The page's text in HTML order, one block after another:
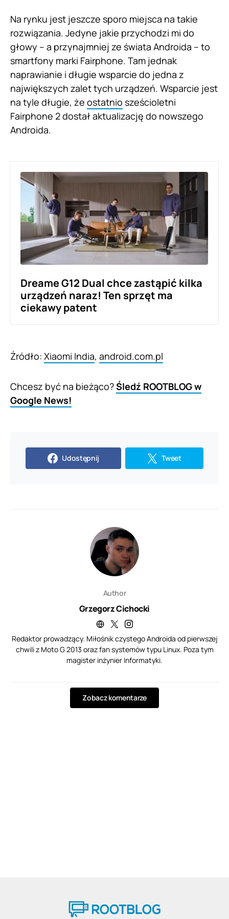
Na rynku jest jeszcze sporo miejsca na takie
rozwiązania. Jedyne jakie przychodzi mi do
głowy – a przynajmniej ze świata Androida – to
smartfony marki Fairphone. Tam jednak
naprawianie i długie wsparcie do jedna z
największych zalet tych urządzeń. Wsparcie jest
na tyle długie, że ostatnio sześcioletni
Fairphone 2 dostał aktualizację do nowszego
Androida.
Dreame G12 Dual chce zastąpić kilka
urządzeń naraz! Ten sprzęt ma
ciekawy patent
Źródło: Xiaomi India, android.com.pl
Chcesz być na bieżąco?Śledź ROOTBLOG w
Google News!
Udostępnij Tweet
Author
Grzegorz Cichocki
Redaktor prowadzący. Miłośnik czystego Androida od pierwszej
chwili z Moto G 2013 oraz fan systemów typu Linux. Poza tym
magister inżynier Informatyki.
Zobacz komentarze